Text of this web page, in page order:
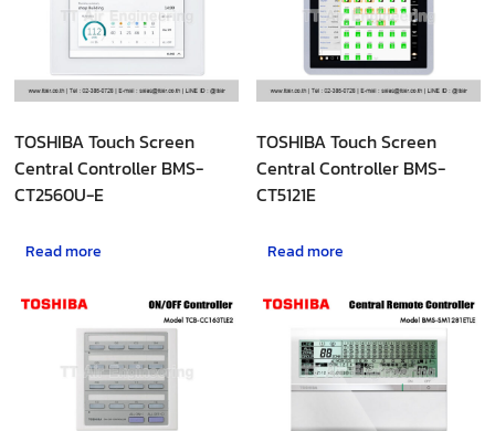
TOSHIBA Touch Screen
Central Controller BMS-
CT2560U-E
Read more
TOSHIBA Touch Screen
Central Controller BMS-
CT5121E
Read more